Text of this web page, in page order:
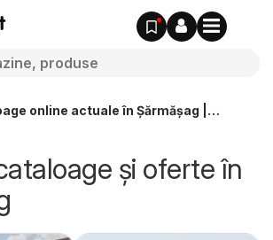
online actuale în Şărmăşag |
și oferte în